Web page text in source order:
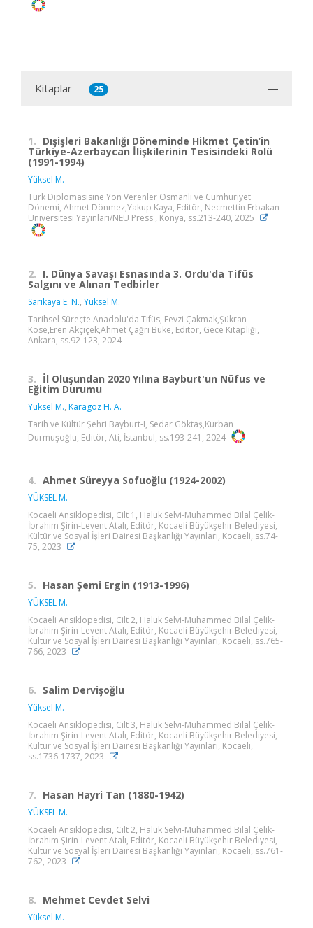
Kitaplar 25
1. Dışişleri Bakanlığı Döneminde Hikmet Çetin’in
Türkiye-Azerbaycan İlişkilerinin Tesisindeki Rolü
(1991-1994)
Yüksel M.
Türk Diplomasisine Yön Verenler Osmanlı ve Cumhuriyet
Dönemi, Ahmet Dönmez,Yakup Kaya, Editör, Necmettin Erbakan
Üniversitesi Yayınları/NEU Press , Konya, ss.213-240, 2025
2. I. Dünya Savaşı Esnasında 3. Ordu'da Tifüs
Salgını ve Alınan Tedbirler
Sarıkaya E. N., Yüksel M.
Tarihsel Süreçte Anadolu'da Tifüs, Fevzi Çakmak,Şükran
Köse,Eren Akçiçek,Ahmet Çağrı Büke, Editör, Gece Kitaplığı,
Ankara, ss.92-123, 2024
3. İl Oluşundan 2020 Yılına Bayburt'un Nüfus ve
Eğitim Durumu
Yüksel M., Karagöz H. A.
Tarih ve Kültür Şehri Bayburt-I, Sedar Göktaş,Kurban
Durmuşoğlu, Editör, Ati, İstanbul, ss.193-241, 2024
4. Ahmet Süreyya Sofuoğlu (1924-2002)
YÜKSEL M.
Kocaeli Ansiklopedisi, Cilt 1, Haluk Selvi-Muhammed Bilal Çelik-
İbrahim Şirin-Levent Atalı, Editör, Kocaeli Büyükşehir Belediyesi,
Kültür ve Sosyal İşleri Dairesi Başkanlığı Yayınları, Kocaeli, ss.74-
75, 2023
5. Hasan Şemi Ergin (1913-1996)
YÜKSEL M.
Kocaeli Ansiklopedisi, Cilt 2, Haluk Selvi-Muhammed Bilal Çelik-
İbrahim Şirin-Levent Atalı, Editör, Kocaeli Büyükşehir Belediyesi,
Kültür ve Sosyal İşleri Dairesi Başkanlığı Yayınları, Kocaeli, ss.765-
766, 2023
6. Salim Dervişoğlu
Yüksel M.
Kocaeli Ansiklopedisi, Cilt 3, Haluk Selvi-Muhammed Bilal Çelik-
İbrahim Şirin-Levent Atalı, Editör, Kocaeli Büyükşehir Belediyesi,
Kültür ve Sosyal İşleri Dairesi Başkanlığı Yayınları, Kocaeli,
ss.1736-1737, 2023
7. Hasan Hayri Tan (1880-1942)
YÜKSEL M.
Kocaeli Ansiklopedisi, Cilt 2, Haluk Selvi-Muhammed Bilal Çelik-
İbrahim Şirin-Levent Atalı, Editör, Kocaeli Büyükşehir Belediyesi,
Kültür ve Sosyal İşleri Dairesi Başkanlığı Yayınları, Kocaeli, ss.761-
762, 2023
8. Mehmet Cevdet Selvi
Yüksel M.